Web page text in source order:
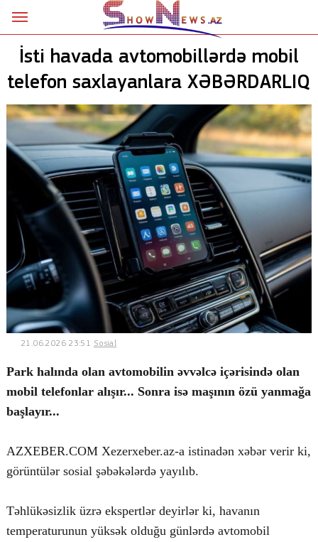
Siyasət
Sosial
Kriminal
Şou
Astrologiya
Hadisə
İdman
Dünya
© 2026. Shownews.az
Created by Netservice.az
İsti havada avtomobillərdə mobil
telefon saxlayanlara XƏBƏRDARLIQ
21.06.2026 23:51 Sosial
Park halında olan avtomobilin əvvəlcə içərisində olan
mobil telefonlar alışır... Sonra isə maşının özü yanmağa
başlayır...
AZXEBER.COM Xezerxeber.az-a istinadən xəbər verir ki,
görüntülər sosial şəbəkələrdə yayılıb.
Təhlükəsizlik üzrə ekspertlər deyirlər ki, havanın
temperaturunun yüksək olduğu günlərdə avtomobil